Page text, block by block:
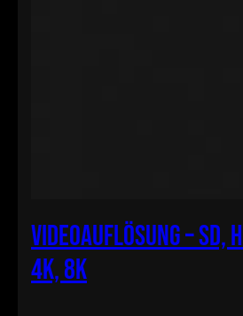
Videoauflösung – SD,
4k, 8k